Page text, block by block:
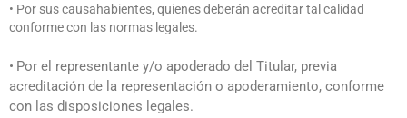
• Por sus causahabientes, quienes deberán acreditar tal calidad
conforme con las normas legales.
• Por el representante y/o apoderado del Titular, previa
acreditación de la representación o apoderamiento, conforme
con las disposiciones legales.